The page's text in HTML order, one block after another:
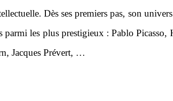
Dès ses premiers pas, son
parmi les plus prestigieux : Pablo Picasso,
Jacques Prévert, …